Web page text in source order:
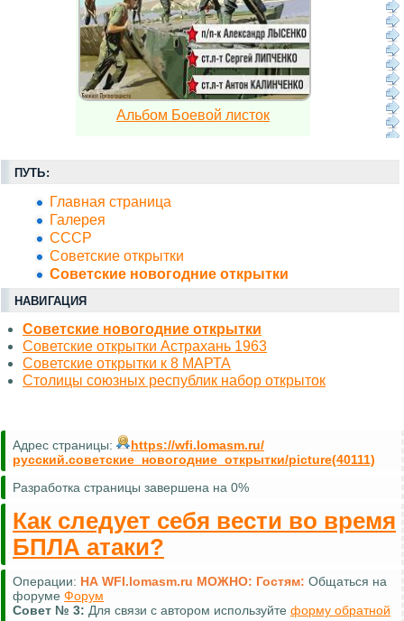
Альбом Боевой листок
ПУТЬ:
Главная страница
Галерея
СССР
Советские открытки
Советские новогодние открытки
НАВИГАЦИЯ
Советские новогодние открытки
Советские открытки Астрахань 1963
Советские открытки к 8 МАРТА
Столицы союзных республик набор открыток
Адрес страницы:
https://wfi.lomasm.ru/
русский.советские_новогодние_открытки/picture(40111)
Разработка страницы завершена на 0%
Как следует себя вести во время
БПЛА атаки?
Операции: НА WFI.lomasm.ru МОЖНО: Гостям: Общаться на
форуме Форум
Совет № 3: Для связи с автором используйте форму обратной